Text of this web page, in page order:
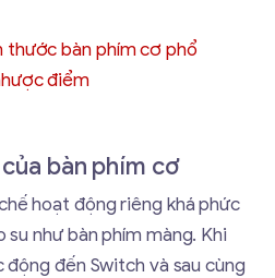
thước bàn phím cơ phổ
điểm
bàn phím cơ
hoạt động riêng khá phức
như bàn phím màng. Khi
động đến Switch và sau cùng